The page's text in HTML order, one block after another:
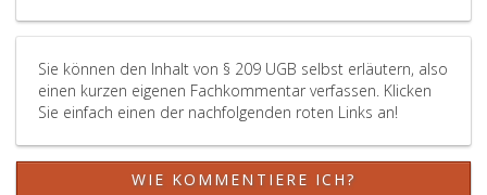
Sie können den Inhalt von § 209 UGB selbst erläutern, also
einen kurzen eigenen Fachkommentar verfassen. Klicken
Sie einfach einen der nachfolgenden roten Links an!
WIE KOMMENTIERE ICH?